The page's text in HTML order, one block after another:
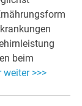
beim
weiter >>>